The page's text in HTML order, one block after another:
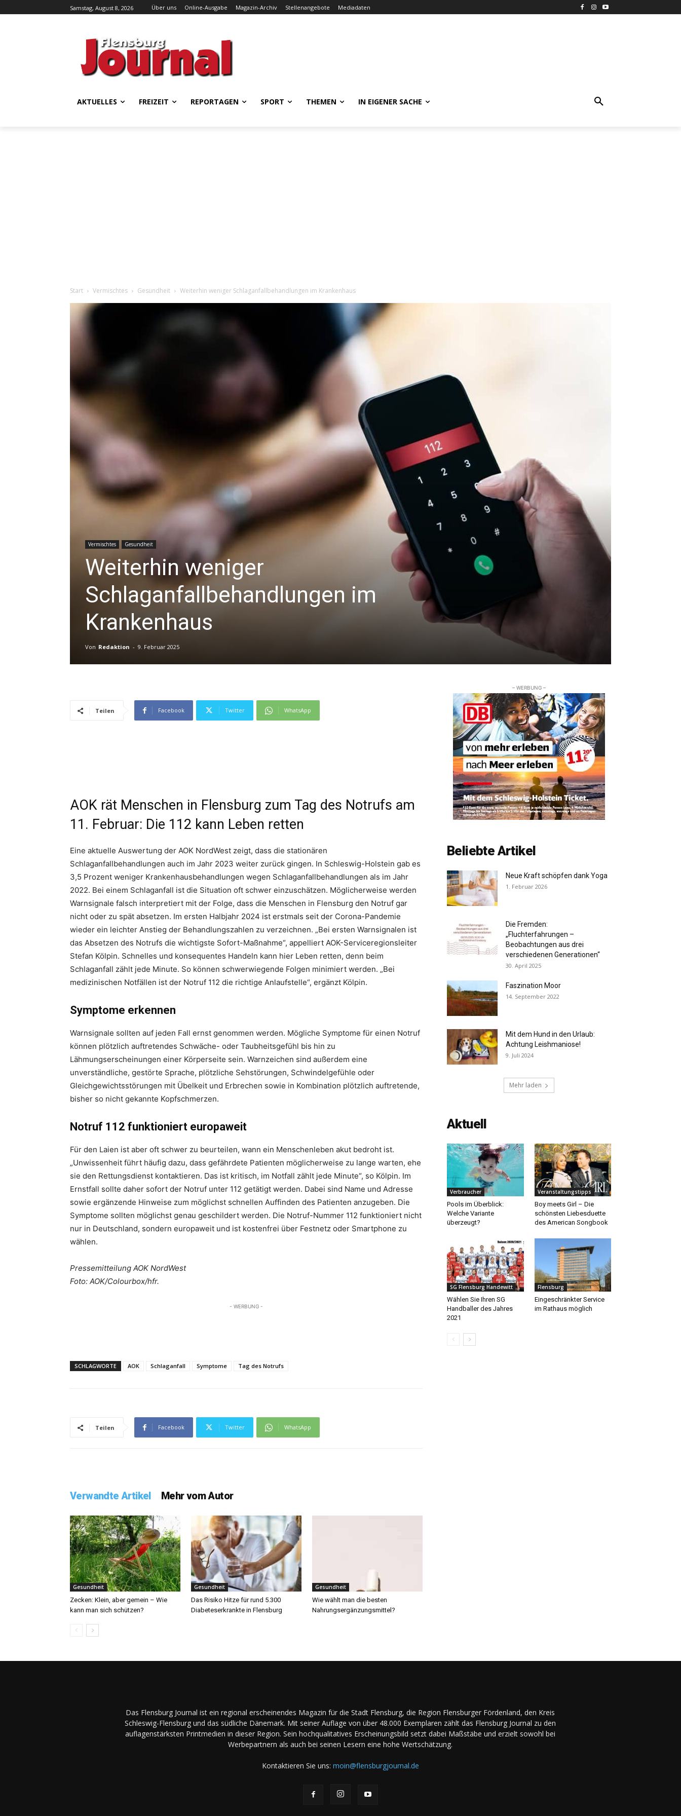
Samstag, August 8, 2026 Über uns Online-Ausgabe Magazin-Archiv Stellenangebote Mediadaten
AKTUELLES FREIZEIT REPORTAGEN SPORT THEMEN IN EIGENER SACHE
Start Vermischtes Gesundheit Weiterhin weniger Schlaganfallbehandlungen im Krankenhaus
Vermischtes Gesundheit
Weiterhin weniger
Schlaganfallbehandlungen im
Krankenhaus
Von Redaktion - 9. Februar 2025
Teilen Facebook Twitter WhatsApp
AOK rät Menschen in Flensburg zum Tag des Notrufs am
11. Februar: Die 112 kann Leben retten
Eine aktuelle Auswertung der AOK NordWest zeigt, dass die stationären
Schlaganfallbehandlungen auch im Jahr 2023 weiter zurück gingen. In Schleswig-Holstein gab es
3,5 Prozent weniger Krankenhausbehandlungen wegen Schlaganfallbehandlungen als im Jahr
2022. Bei einem Schlaganfall ist die Situation oft schwer einzuschätzen. Möglicherweise werden
Warnsignale falsch interpretiert mit der Folge, dass die Menschen in Flensburg den Notruf gar
nicht oder zu spät absetzen. Im ersten Halbjahr 2024 ist erstmals seit der Corona-Pandemie
wieder ein leichter Anstieg der Behandlungszahlen zu verzeichnen. „Bei ersten Warnsignalen ist
das Absetzen des Notrufs die wichtigste Sofort-Maßnahme“, appelliert AOK-Serviceregionsleiter
Stefan Kölpin. Schnelles und konsequentes Handeln kann hier Leben retten, denn beim
Schlaganfall zählt jede Minute. So können schwerwiegende Folgen minimiert werden. „Bei
medizinischen Notfällen ist der Notruf 112 die richtige Anlaufstelle“, ergänzt Kölpin.
Symptome erkennen
Warnsignale sollten auf jeden Fall ernst genommen werden. Mögliche Symptome für einen Notruf
können plötzlich auftretendes Schwäche- oder Taubheitsgefühl bis hin zu
Lähmungserscheinungen einer Körperseite sein. Warnzeichen sind außerdem eine
unverständliche, gestörte Sprache, plötzliche Sehstörungen, Schwindelgefühle oder
Gleichgewichtsstörungen mit Übelkeit und Erbrechen sowie in Kombination plötzlich auftretende,
bisher so nicht gekannte Kopfschmerzen.
Notruf 112 funktioniert europaweit
Für den Laien ist aber oft schwer zu beurteilen, wann ein Menschenleben akut bedroht ist.
„Unwissenheit führt häufig dazu, dass gefährdete Patienten möglicherweise zu lange warten, ehe
sie den Rettungsdienst kontaktieren. Das ist kritisch, im Notfall zählt jede Minute“, so Kölpin. Im
Ernstfall sollte daher sofort der Notruf unter 112 getätigt werden. Dabei sind Name und Adresse
sowie ergänzende Hinweise zum möglichst schnellen Auffinden des Patienten anzugeben. Die
Symptome sollten möglichst genau geschildert werden. Die Notruf-Nummer 112 funktioniert nicht
nur in Deutschland, sondern europaweit und ist kostenfrei über Festnetz oder Smartphone zu
wählen.
Pressemitteilung AOK NordWest
Foto: AOK/Colourbox/hfr.
- WERBUNG -
SCHLAGWORTE AOK Schlaganfall Symptome Tag des Notrufs
Teilen Facebook Twitter WhatsApp
Verwandte Artikel Mehr vom Autor
Gesundheit
Zecken: Klein, aber gemein – Wie
kann man sich schützen?
Gesundheit
Das Risiko Hitze für rund 5.300
Diabeteserkrankte in Flensburg
Gesundheit
Wie wählt man die besten
Nahrungsergänzungsmittel?
– WERBUNG –
Beliebte Artikel
Neue Kraft schöpfen dank Yoga
1. Februar 2026
Die Fremden:
„Fluchterfahrungen –
Beobachtungen aus drei
verschiedenen Generationen“
30. April 2025
Faszination Moor
14. September 2022
Mit dem Hund in den Urlaub:
Achtung Leishmaniose!
9. Juli 2024
Mehr laden
Aktuell
Verbraucher
Pools im Überblick:
Welche Variante
überzeugt?
Veranstaltungstipps
Boy meets Girl – Die
schönsten Liebesduette
des American Songbook
SG Flensburg Handewitt
Wählen Sie Ihren SG
Handballer des Jahres
2021
Flensburg
Eingeschränkter Service
im Rathaus möglich
Das Flensburg Journal ist ein regional erscheinendes Magazin für die Stadt Flensburg, die Region Flensburger Fördenland, den Kreis
Schleswig-Flensburg und das südliche Dänemark. Mit seiner Auflage von über 48.000 Exemplaren zählt das Flensburg Journal zu den
auflagenstärksten Printmedien in dieser Region. Sein hochqualitatives Erscheinungsbild setzt dabei Maßstäbe und erzielt sowohl bei
Werbepartnern als auch bei seinen Lesern eine hohe Wertschätzung.
Kontaktieren Sie uns: moin@flensburgjournal.de